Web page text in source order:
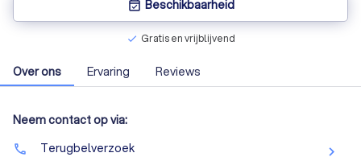
event_available Beschikbaarheid
check Gratis en vrijblijvend
Over ons Ervaring Reviews
Neem contact op via:
phone Terugbelverzoek